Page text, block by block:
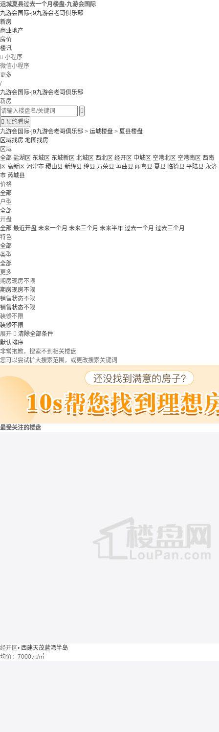
运城夏县过去一个月楼盘-九游会国际
九游会国际-j9九游会老哥俱乐部
新房
商业地产
房价
楼讯
 小程序
微信小程序
更多
/
九游会国际-j9九游会老哥俱乐部
新房

 预约看房
九游会国际-j9九游会老哥俱乐部 > 运城楼盘 > 夏县楼盘
区域找房 地图找房
区域
全部 盐湖区 东城区 东城新区 北城区 西北区 经开区 中城区 空港北区 空港南区 西南
区 高新区 河津市 稷山县 新绛县 绛县 万荣县 垣曲县 闻喜县 夏县 临猗县 平陆县 永济
市 芮城县
价格
全部
户型
全部
开盘
全部 最近开盘 未来一个月 未来三个月 未来半年 过去一个月 过去三个月
特色
全部
类型
全部
更多
期房现房不限
期房现房不限
销售状态不限
销售状态不限
装修不限
装修不限
展开  清除全部条件
默认排序
非常抱歉，搜索不到相关楼盘
您可以尝试扩大搜索范围，或更改搜索关键词
最受关注的楼盘
经开区• 西建天茂蓝湾半岛
均价： 7000元/㎡